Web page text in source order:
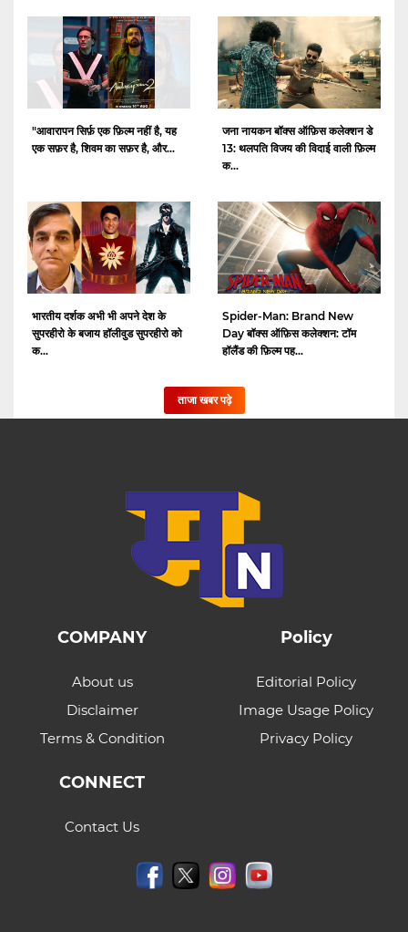
"आवारापन सिर्फ़ एक फ़िल्म नहीं है, यह
एक सफ़र है, शिवम का सफ़र है, और...
जना नायकन बॉक्स ऑफ़िस कलेक्शन डे
13: थलपति विजय की विदाई वाली फ़िल्म
क...
भारतीय दर्शक अभी भी अपने देश के
सुपरहीरो के बजाय हॉलीवुड सुपरहीरो को
क...
Spider-Man: Brand New
Day बॉक्स ऑफ़िस कलेक्शन: टॉम
हॉलैंड की फ़िल्म पह...
ताजा खबर पढ़े
COMPANY
About us
Disclaimer
Terms & Condition
Policy
Editorial Policy
Image Usage Policy
Privacy Policy
CONNECT
Contact Us